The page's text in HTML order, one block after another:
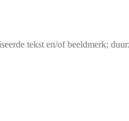
tekst en/of beeldmerk;